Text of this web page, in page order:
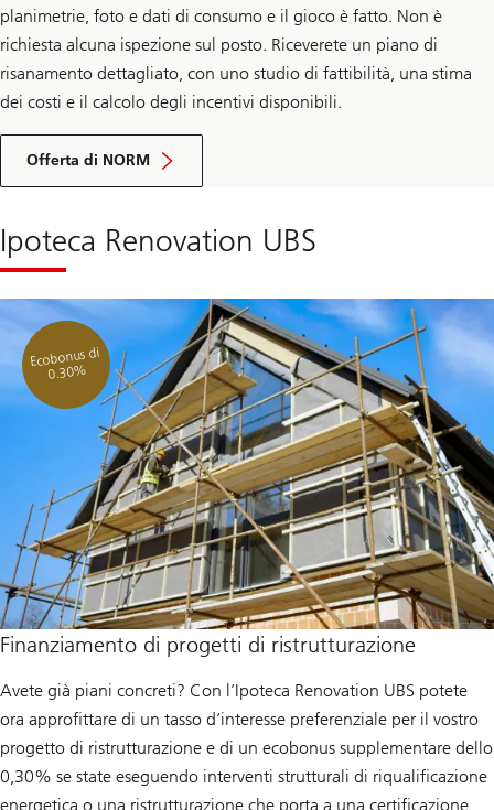
planimetrie, foto e dati di consumo e il gioco è fatto. Non è
richiesta alcuna ispezione sul posto. Riceverete un piano di
risanamento dettagliato, con uno studio di fattibilità, una stima
dei costi e il calcolo degli incentivi disponibili.
Offerta di NORM
Ipoteca Renovation UBS
Ecobonus di
0.30%
Finanziamento di progetti di ristrutturazione
Avete già piani concreti? Con l’Ipoteca Renovation UBS potete
ora approfittare di un tasso d’interesse preferenziale per il vostro
progetto di ristrutturazione e di un ecobonus supplementare dello
0,30% se state eseguendo interventi strutturali di riqualificazione
energetica o una ristrutturazione che porta a una certificazione